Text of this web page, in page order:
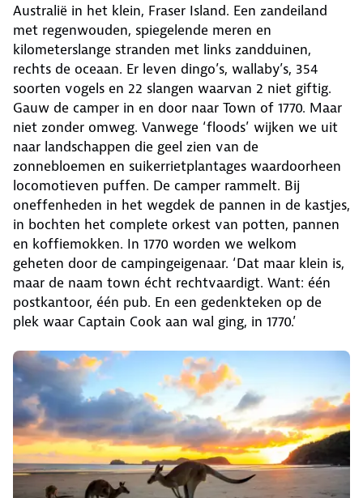
Australië in het klein, Fraser Island. Een zandeiland
met regenwouden, spiegelende meren en
kilometerslange stranden met links zandduinen,
rechts de oceaan. Er leven dingo’s, wallaby’s, 354
soorten vogels en 22 slangen waarvan 2 niet giftig.
Gauw de camper in en door naar Town of 1770. Maar
niet zonder omweg. Vanwege ‘floods’ wijken we uit
naar landschappen die geel zien van de
zonnebloemen en suikerrietplantages waardoorheen
locomotieven puffen. De camper rammelt. Bij
oneffenheden in het wegdek de pannen in de kastjes,
in bochten het complete orkest van potten, pannen
en koffiemokken. In 1770 worden we welkom
geheten door de campingeigenaar. ‘Dat maar klein is,
maar de naam town écht rechtvaardigt. Want: één
postkantoor, één pub. En een gedenkteken op de
plek waar Captain Cook aan wal ging, in 1770.’